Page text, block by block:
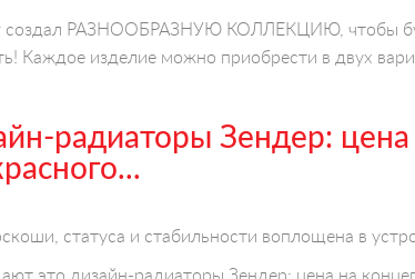
создал РАЗНООБРАЗНУЮ КОЛЛЕКЦИЮ, чтобы
Каждое изделие можно приобрести в двух
радиаторы Зендер: цена
статуса и стабильности воплощена в